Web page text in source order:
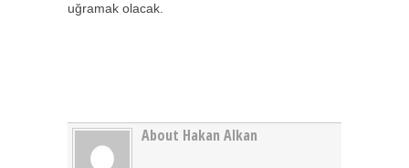
uğramak olacak.
About Hakan Alkan